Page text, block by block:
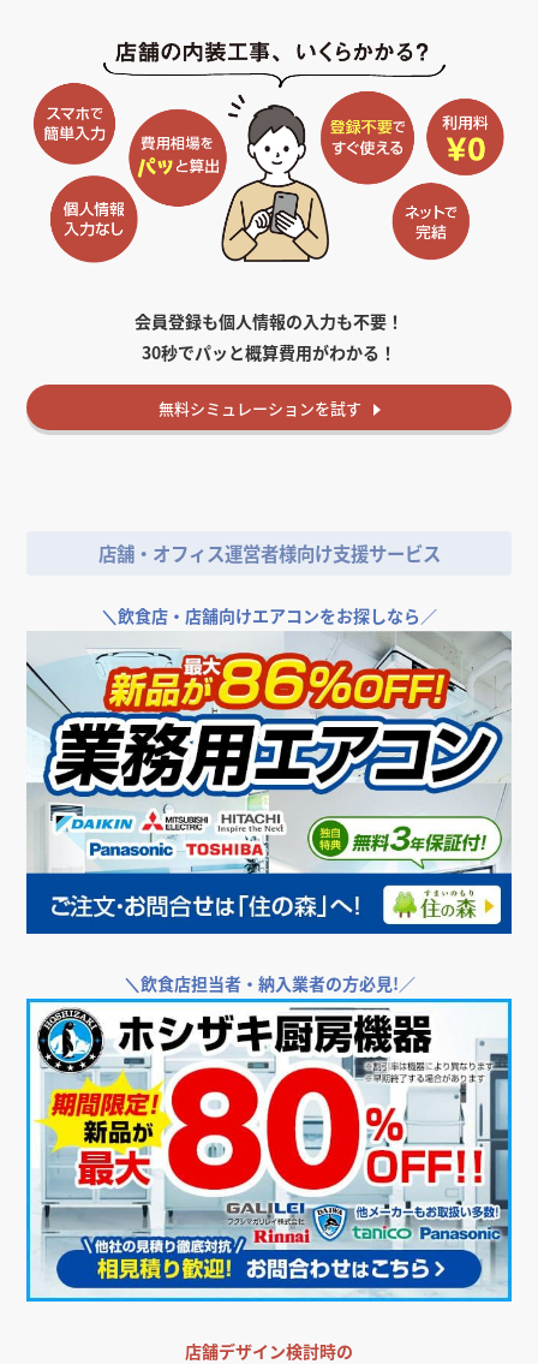
会員登録も個人情報の入力も不要！
30秒でパッと概算費用がわかる！
無料シミュレーションを試す
店舗・オフィス運営者様向け支援サービス
＼飲食店・店舗向けエアコンをお探しなら／
＼飲食店担当者・納入業者の方必見!／
店舗デザイン検討時の